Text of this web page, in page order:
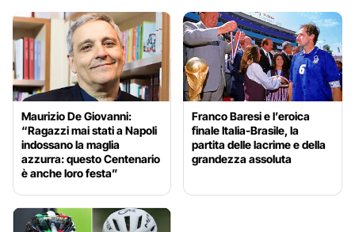
Maurizio De Giovanni:
“Ragazzi mai stati a Napoli
indossano la maglia
azzurra: questo Centenario
è anche loro festa”
Franco Baresi e l’eroica
finale Italia-Brasile, la
partita delle lacrime e della
grandezza assoluta